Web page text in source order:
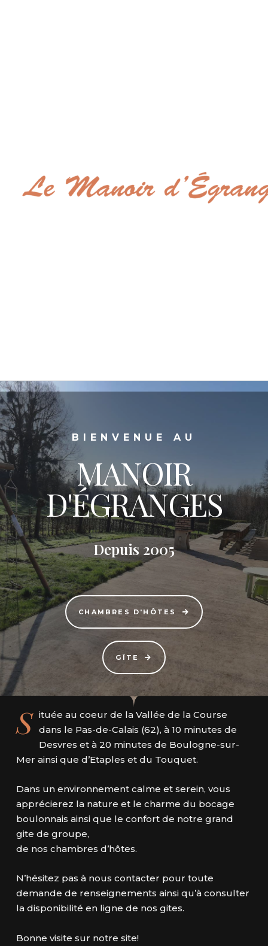
BIENVENUE AU
MANOIR
D'ÉGRANGES
Depuis 2005
CHAMBRES D'HÔTES
GÎTE
S ituée au coeur de la Vallée de la Course
dans le Pas-de-Calais (62), à 10 minutes de
Desvres et à 20 minutes de Boulogne-sur-
Mer ainsi que d’Etaples et du Touquet.
Dans un environnement calme et serein, vous
apprécierez la nature et le charme du bocage
boulonnais ainsi que le confort de notre grand
gite de groupe,
de nos chambres d’hôtes.
N’hésitez pas à nous contacter pour toute
demande de renseignements ainsi qu’à consulter
la disponibilité en ligne de nos gites.
Bonne visite sur notre site!